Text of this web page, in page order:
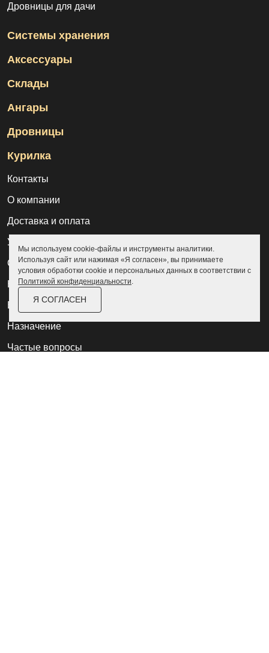
Дровницы для дачи
Системы хранения
Аксессуары
Склады
Ангары
Дровницы
Курилка
Контакты
О компании
Доставка и оплата
Услуги
Отзывы
Новости и статьи
Выполненные проекты
Назначение
Частые вопросы
Мы используем cookie-файлы и инструменты аналитики.
Используя сайт или нажимая «Я согласен», вы принимаете
условия обработки cookie и персональных данных в соответствии с
Политикой конфиденциальности.
Я СОГЛАСЕН